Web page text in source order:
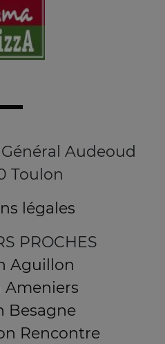
Audeoud
Toulon
légales
PROCHES
Aguillon
Ameniers
Besagne
Rencontre